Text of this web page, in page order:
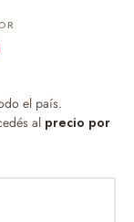
el país.
al precio por